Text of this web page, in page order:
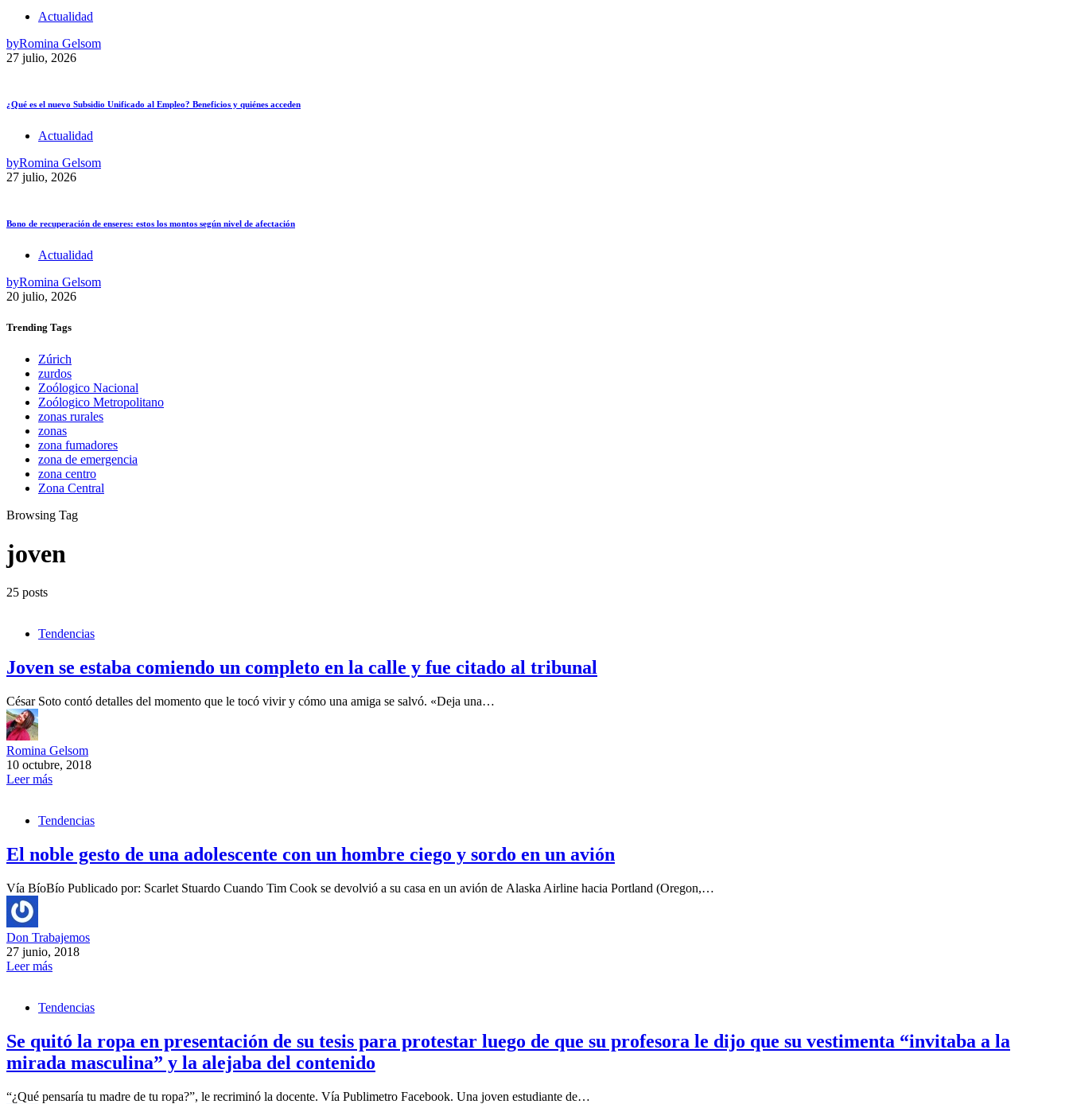
Actualidad
byRomina Gelsom
27 julio, 2026
¿Qué es el nuevo Subsidio Unificado al Empleo? Beneficios y quiénes acceden
Actualidad
byRomina Gelsom
27 julio, 2026
Bono de recuperación de enseres: estos los montos según nivel de afectación
Actualidad
byRomina Gelsom
20 julio, 2026
Trending Tags
Zúrich
zurdos
Zoólogico Nacional
Zoólogico Metropolitano
zonas rurales
zonas
zona fumadores
zona de emergencia
zona centro
Zona Central
Browsing Tag
joven
25 posts
Tendencias
Joven se estaba comiendo un completo en la calle y fue citado al tribunal
César Soto contó detalles del momento que le tocó vivir y cómo una amiga se salvó. «Deja una…
Romina Gelsom
10 octubre, 2018
Leer más
Tendencias
El noble gesto de una adolescente con un hombre ciego y sordo en un avión
Vía BíoBío Publicado por: Scarlet Stuardo Cuando Tim Cook se devolvió a su casa en un avión de Alaska Airline hacia Portland (Oregon,…
Don Trabajemos
27 junio, 2018
Leer más
Tendencias
Se quitó la ropa en presentación de su tesis para protestar luego de que su profesora le dijo que su vestimenta “invitaba a la
mirada masculina” y la alejaba del contenido
“¿Qué pensaría tu madre de tu ropa?”, le recriminó la docente. Vía Publimetro Facebook. Una joven estudiante de…